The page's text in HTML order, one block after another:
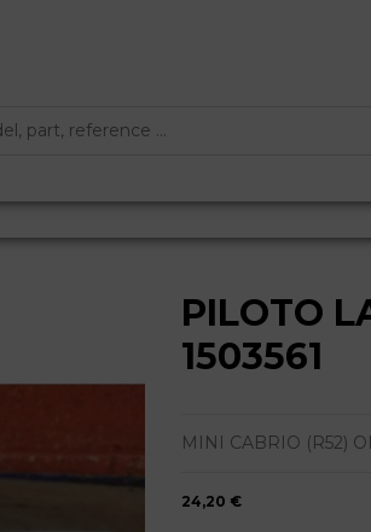
PILOTO
1503561
MINI CABRIO (R52)
24,20 €